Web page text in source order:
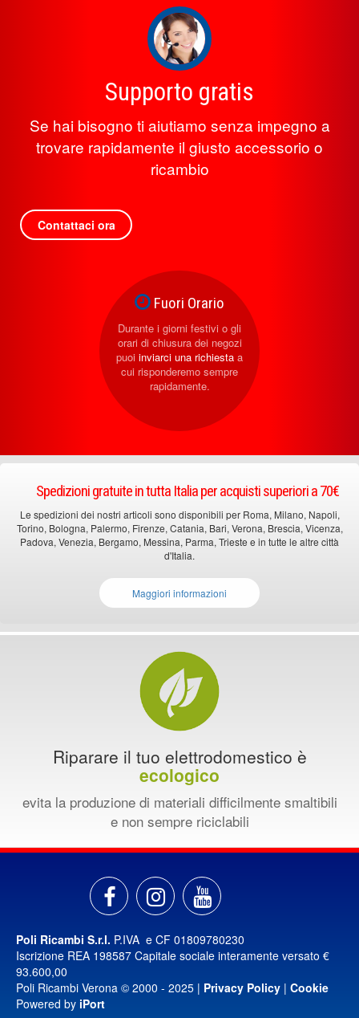
Supporto gratis
Se hai bisogno ti aiutiamo senza impegno a
trovare rapidamente il giusto accessorio o
ricambio
Contattaci ora
Fuori Orario
Durante i giorni festivi o gli
orari di chiusura dei negozi
puoi inviarci una richiesta a
cui risponderemo sempre
rapidamente.
Spedizioni gratuite in tutta Italia per acquisti superiori a 70€
Le spedizioni dei nostri articoli sono disponibili per Roma, Milano, Napoli,
Torino, Bologna, Palermo, Firenze, Catania, Bari, Verona, Brescia, Vicenza,
Padova, Venezia, Bergamo, Messina, Parma, Trieste e in tutte le altre città
d'Italia.
Maggiori informazioni
Riparare il tuo elettrodomestico è
ecologico
evita la produzione di materiali difficilmente smaltibili
e non sempre riciclabili
Poli Ricambi S.r.l. P.IVA e CF 01809780230
Iscrizione REA 198587 Capitale sociale interamente versato €
93.600,00
Poli Ricambi Verona © 2000 - 2025 | Privacy Policy | Cookie
Powered by iPort